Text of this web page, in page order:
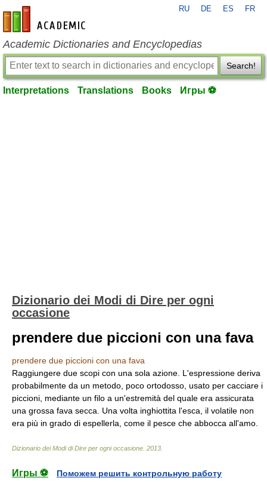
en-academic.com
RU DE ES FR
Academic Dictionaries and Encyclopedias
Search!
Interpretations Translations Books Игры ⚽
Dizionario dei Modi di Dire per ogni
occasione
prendere due piccioni con una fava
prendere due piccioni con una fava
Raggiungere due scopi con una sola azione. L'espressione deriva
probabilmente da un metodo, poco ortodosso, usato per cacciare i
piccioni, mediante un filo a un'estremità del quale era assicurata
una grossa fava secca. Una volta inghiottita l'esca, il volatile non
era più in grado di espellerla, come il pesce che abbocca all'amo.
Dizionario dei Modi di Dire per ogni occasione 2013
Игры ⚽
Поможем решить контрольную работу